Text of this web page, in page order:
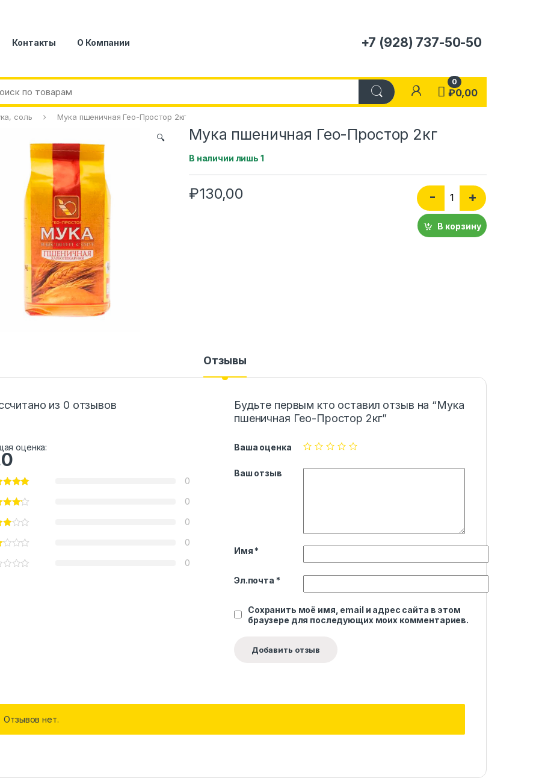
Контакты О Компании +7 (928) 737-50-50
0
₽0,00
соль Мука пшеничная Гео-Простор 2кг
🔍 Мука пшеничная Гео-Простор 2кг
В наличии лишь 1
₽130,00 -
Количество Мука
+
В корзину
Отзывы
из 0 отзывов
оценка:
0
0
0
0
0
Будьте первым кто оставил отзыв на “Мука
пшеничная Гео-Простор 2кг”
Ваша оценка
Ваш отзыв
Имя *
Эл.почта *
Сохранить моё имя, email и адрес сайта в этом
браузере для последующих моих комментариев.
Отзывов нет.